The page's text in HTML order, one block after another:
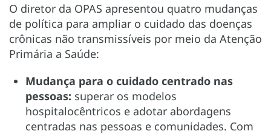
O diretor da OPAS apresentou quatro mudanças
de política para ampliar o cuidado das doenças
crônicas não transmissíveis por meio da Atenção
Primária a Saúde:
Mudança para o cuidado centrado nas
pessoas: superar os modelos
hospitalocêntricos e adotar abordagens
centradas nas pessoas e comunidades. Com